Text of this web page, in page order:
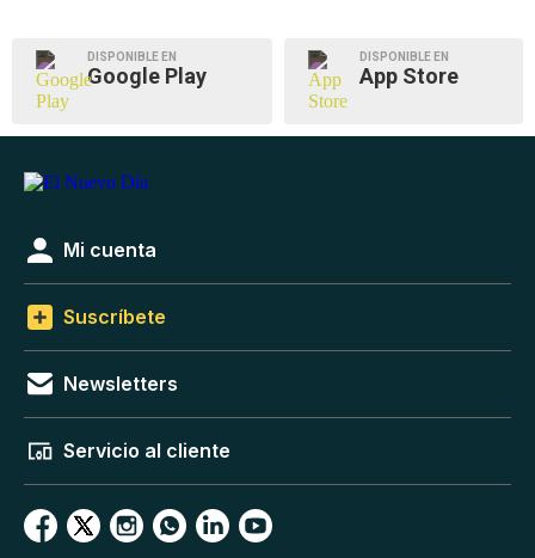
DISPONIBLE EN
Google Play
DISPONIBLE EN
App Store
Mi cuenta
Suscríbete
Newsletters
Servicio al cliente